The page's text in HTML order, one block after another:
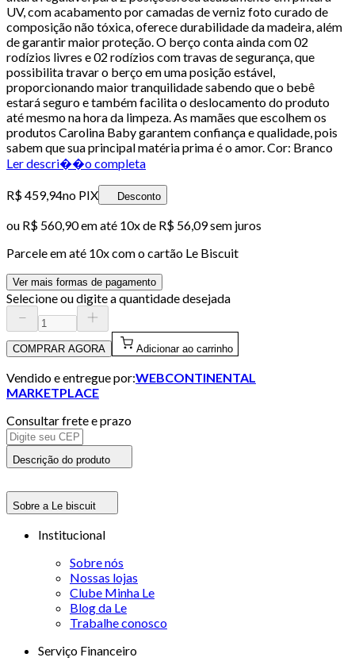
UV, com acabamento por camadas de verniz foto curado de
composição não tóxica, oferece durabilidade da madeira, além
de garantir maior proteção. O berço conta ainda com 02
rodízios livres e 02 rodízios com travas de segurança, que
possibilita travar o berço em uma posição estável,
proporcionando maior tranquilidade sabendo que o bebê
estará seguro e também facilita o deslocamento do produto
até mesmo na hora da limpeza. As mamães que escolhem os
produtos Carolina Baby garantem confiança e qualidade, pois
sabem que sua principal matéria prima é o amor. Cor: Branco
Ler descri��o completa
R$ 459,94no PIX Desconto
ou R$ 560,90em até 10x de R$ 56,09 sem juros
Parcele em até 10x com o cartão Le Biscuit
Ver mais formas de pagamento
Selecione ou digite a quantidade desejada
COMPRAR AGORA Adicionar ao carrinho
Vendido e entregue por:WEBCONTINENTAL
MARKETPLACE
Consultar frete e prazo
Descrição do produto
Sobre a Le biscuit
Institucional
Sobre nós
Nossas lojas
Clube Minha Le
Blog da Le
Trabalhe conosco
Serviço Financeiro